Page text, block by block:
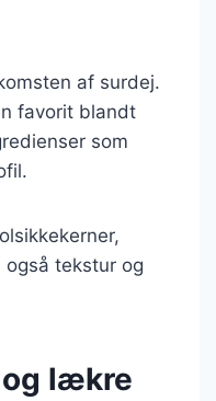
af surdej.
favorit blandt
som
tekstur og
lækre